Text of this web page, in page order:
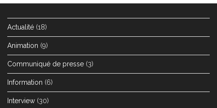
Actualité (18)
Animation (9)
Communiqué de presse (3)
Information (6)
Interview (30)